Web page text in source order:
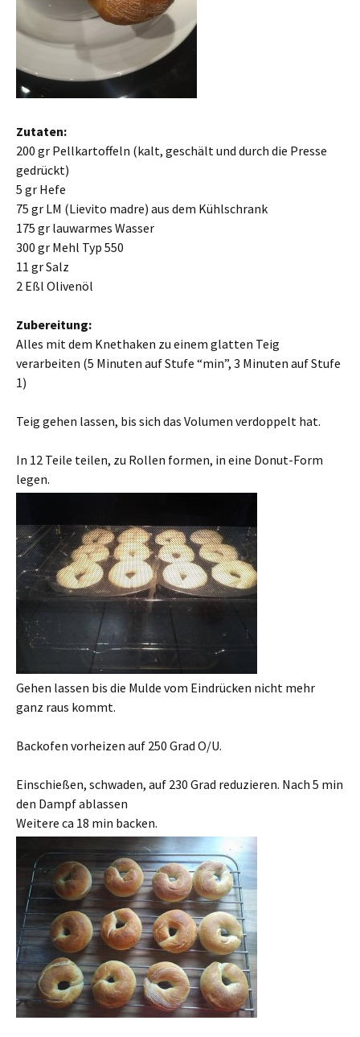
Zutaten:
200 gr Pellkartoffeln (kalt, geschält und durch die Presse
gedrückt)
5 gr Hefe
75 gr LM (Lievito madre) aus dem Kühlschrank
175 gr lauwarmes Wasser
300 gr Mehl Typ 550
11 gr Salz
2 Eßl Olivenöl
Zubereitung:
Alles mit dem Knethaken zu einem glatten Teig
verarbeiten (5 Minuten auf Stufe “min”, 3 Minuten auf Stufe
1)
Teig gehen lassen, bis sich das Volumen verdoppelt hat.
In 12 Teile teilen, zu Rollen formen, in eine Donut-Form
legen.
Gehen lassen bis die Mulde vom Eindrücken nicht mehr
ganz raus kommt.
Backofen vorheizen auf 250 Grad O/U.
Einschießen, schwaden, auf 230 Grad reduzieren. Nach 5 min
den Dampf ablassen
Weitere ca 18 min backen.